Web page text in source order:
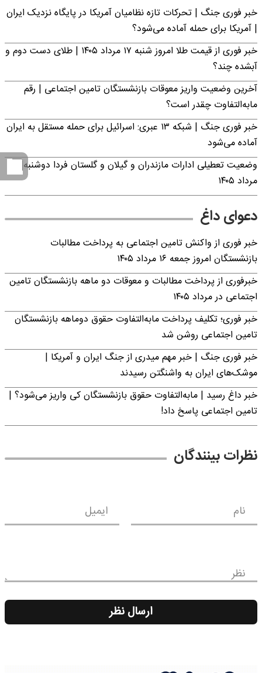
خبر فوری جنگ | تحرکات تازه نظامیان آمریکا در پایگاه نزدیک ایران
| آمریکا برای حمله آماده می‌شود؟
خبر فوری از قیمت طلا امروز شنبه ۱۷ مرداد ۱۴۰۵ | طلای دست دوم و
آبشده چند؟
آخرین وضعیت واریز معوقات بازنشستگان تامین اجتماعی | رقم
مابه‌التفاوت چقدر است؟
خبر فوری جنگ | شبکه ۱۳ عبری: اسرائیل برای حمله مستقل به ایران
آماده می‌شود
مرداد ۱۴۰۵
دعوای داغ
خبر فوری از واکنش تامین اجتماعی به پرداخت مطالبات
بازنشستگان امروز جمعه ۱۶ مرداد ۱۴۰۵
خبرفوری از پرداخت مطالبات و معوقات دو ماهه بازنشستگان تامین
اجتماعی در مرداد ۱۴۰۵
خبر فوری؛ تکلیف پرداخت مابه‌التفاوت حقوق دوماهه بازنشستگان
تامین اجتماعی روشن شد
خبر فوری جنگ | خبر مهم میدری از جنگ ایران و آمریکا |
موشک‌های ایران به واشنگتن رسیدند
خبر داغ رسید | مابه‌التفاوت حقوق بازنشستگان کی واریز می‌شود؟ |
تامین اجتماعی پاسخ داد!
نظرات بینندگان
نام ایمیل
نظر
ارسال نظر